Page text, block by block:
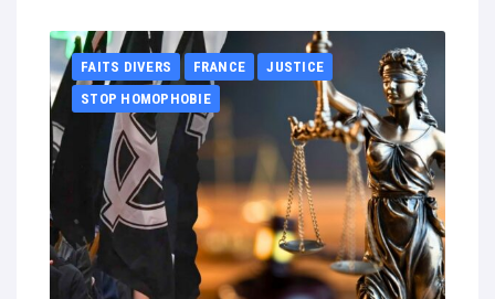
Boutique
Partenaires
Contacts
Hébergement solidaire
FAITS DIVERS FRANCE
JUSTICE
STOP HOMOPHOBIE